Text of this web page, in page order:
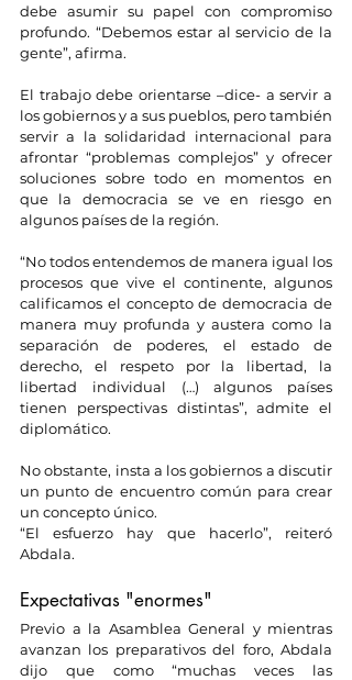
debe asumir su papel con compromiso
profundo. “Debemos estar al servicio de la
gente”, afirma.
El trabajo debe orientarse –dice- a servir a
los gobiernos y a sus pueblos, pero también
servir a la solidaridad internacional para
afrontar “problemas complejos” y ofrecer
soluciones sobre todo en momentos en
que la democracia se ve en riesgo en
algunos países de la región.
“No todos entendemos de manera igual los
procesos que vive el continente, algunos
calificamos el concepto de democracia de
manera muy profunda y austera como la
separación de poderes, el estado de
derecho, el respeto por la libertad, la
libertad individual (…) algunos países
tienen perspectivas distintas”, admite el
diplomático.
No obstante, insta a los gobiernos a discutir
un punto de encuentro común para crear
un concepto único.
“El esfuerzo hay que hacerlo”, reiteró
Abdala.
Expectativas "enormes"
Previo a la Asamblea General y mientras
avanzan los preparativos del foro, Abdala
dijo que como “muchas veces las